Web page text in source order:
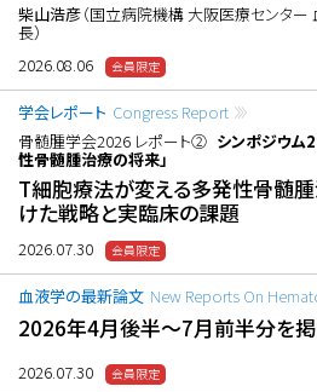
柴山浩彦（国立病院機構 大阪医療センタ
長）
2026.08.06
学会レポート Congress Report
骨髄腫学会2026 レポート② シンポジウム
性骨髄腫治療の将来」
T細胞療法が変える多発性骨髄
けた戦略と実臨床の課題
2026.07.30
血液学の最新論文 New Reports On
2026年4月後半〜7月前半分を掲
2026.07.30